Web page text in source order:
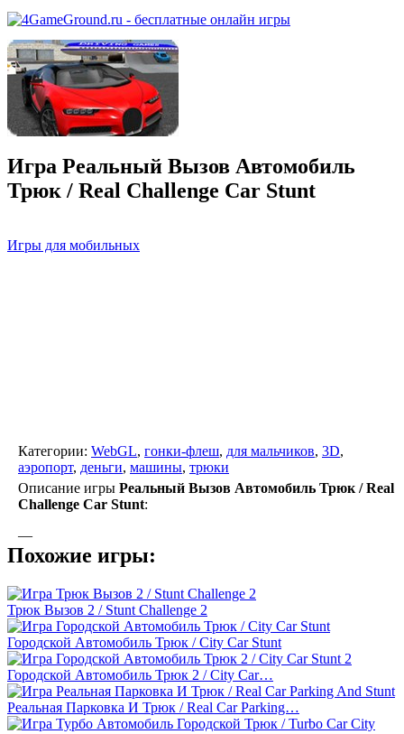
Игра Реальный Вызов Автомобиль
Трюк / Real Challenge Car Stunt
Игры для мобильных
Категории: WebGL, гонки-флеш, для мальчиков, 3D,
аэропорт, деньги, машины, трюки
Описание игры Реальный Вызов Автомобиль Трюк / Real
Challenge Car Stunt:
—
Похожие игры:
Трюк Вызов 2 / Stunt Challenge 2
Городской Автомобиль Трюк / City Car Stunt
Городской Автомобиль Трюк 2 / City Car…
Реальная Парковка И Трюк / Real Car Parking…